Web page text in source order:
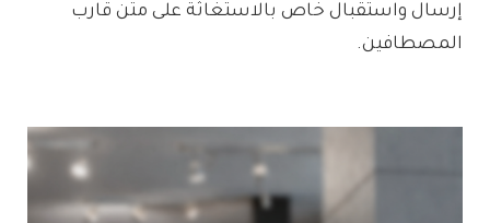
إرسال واستقبال خاص بالاستغاثة على متن قارب
المصطافين.